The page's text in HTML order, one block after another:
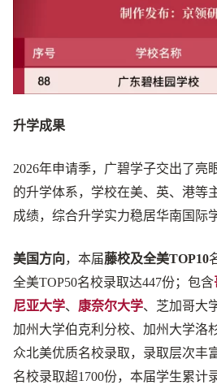
升学成果
2026年申请季，广碧学子交出了亮
的升学体系，学校在美、英、港等
成绩，综合升学实力稳居华南国际
美国方向，本届藤校及全美TOP10
全美TOP50名校录取达447份；包含
尼亚大学、 康奈尔大学、芝加哥大
加州大学伯克利分校、加州大学洛
众北美优质名校录取，录取层次丰
名校录取超1700份，本届学生累计